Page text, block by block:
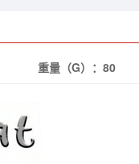
重量（G）： 80